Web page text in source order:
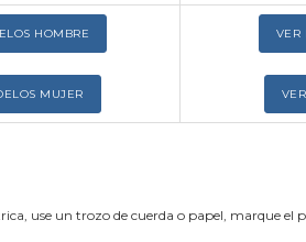
HOMBRE
MUJER
VER
use un trozo de cuerda o papel, marque el